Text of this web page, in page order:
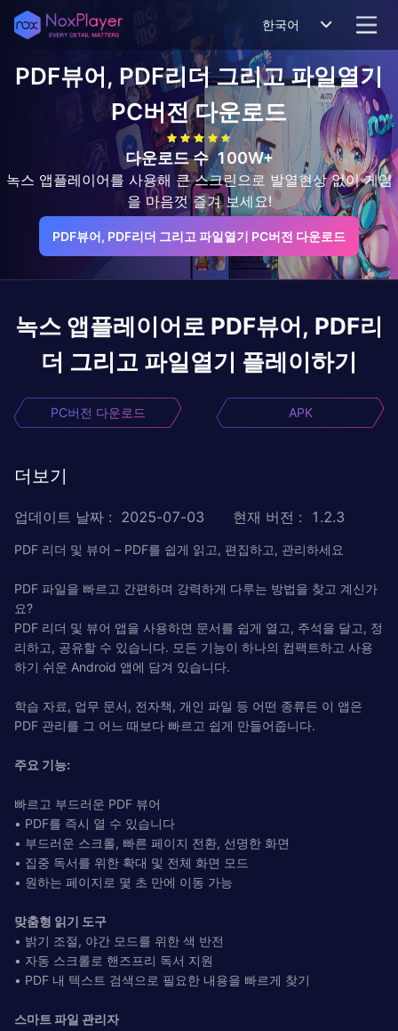
한국어
PDF뷰어, PDF리더 그리고 파일열기
PC버전 다운로드
다운로드 수 100W+
녹스 앱플레이어를 사용해 큰 스크린으로 발열현상 없이 게임
을 마음껏 즐겨 보세요!
PDF뷰어, PDF리더 그리고 파일열기 PC버전 다운로드
녹스 앱플레이어로 PDF뷰어, PDF리
더 그리고 파일열기 플레이하기
PC버전 다운로드 APK
더보기
업데이트 날짜 : 2025-07-03 현재 버전 : 1.2.3
PDF 리더 및 뷰어 – PDF를 쉽게 읽고, 편집하고, 관리하세요
PDF 파일을 빠르고 간편하며 강력하게 다루는 방법을 찾고 계신가
요?
PDF 리더 및 뷰어 앱을 사용하면 문서를 쉽게 열고, 주석을 달고, 정
리하고, 공유할 수 있습니다. 모든 기능이 하나의 컴팩트하고 사용
하기 쉬운 Android 앱에 담겨 있습니다.
학습 자료, 업무 문서, 전자책, 개인 파일 등 어떤 종류든 이 앱은
PDF 관리를 그 어느 때보다 빠르고 쉽게 만들어줍니다.
주요 기능:
빠르고 부드러운 PDF 뷰어
• PDF를 즉시 열 수 있습니다
• 부드러운 스크롤, 빠른 페이지 전환, 선명한 화면
• 집중 독서를 위한 확대 및 전체 화면 모드
• 원하는 페이지로 몇 초 만에 이동 가능
맞춤형 읽기 도구
• 밝기 조절, 야간 모드를 위한 색 반전
• 자동 스크롤로 핸즈프리 독서 지원
• PDF 내 텍스트 검색으로 필요한 내용을 빠르게 찾기
스마트 파일 관리자